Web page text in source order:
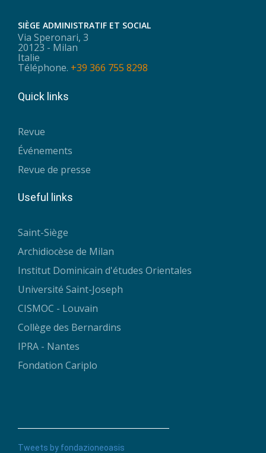
SIÈGE ADMINISTRATIF ET SOCIAL
Via Speronari, 3
20123 - Milan
Italie
Téléphone. +39 366 755 8298
Quick links
Revue
Événements
Revue de presse
Useful links
Saint-Siège
Archidiocèse de Milan
Institut Dominicain d'études Orientales
Université Saint-Joseph
CISMOC - Louvain
Collège des Bernardins
IPRA - Nantes
Fondation Cariplo
Tweets by fondazioneoasis